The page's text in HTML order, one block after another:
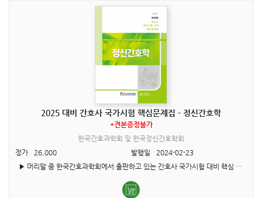
2025 대비 간호사 국가시험 핵심문제집 - 정신간호학
*견본증정불가
한국간호과학회 및 한국정신간호학회
정가
26,000 발행일
2024-02-23
▶ 머리말 중 한국간호과학회에서 출판하고 있는 간호사 국가시험 대비 핵심 문제집은 변화되는 의료 상황에 따른 문제해결 능력을 증진시키기 위해 매년 개정하고 있습니다. 특히, 2024년에는 문..